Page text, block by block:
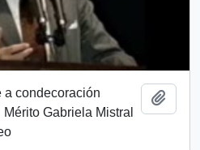
a condecoración
Gabriela Mistral